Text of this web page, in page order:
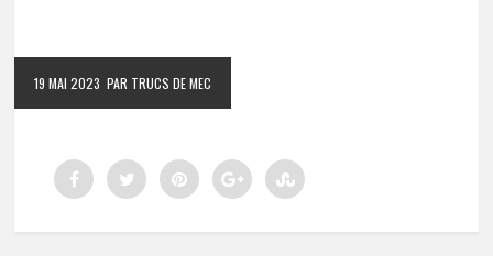
19 MAI 2023 PAR TRUCS DE MEC